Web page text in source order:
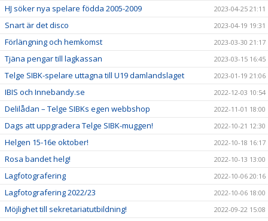
HJ söker nya spelare födda 2005-2009 2023-04-25 21:11
Snart är det disco 2023-04-19 19:31
Förlängning och hemkomst 2023-03-30 21:17
Tjäna pengar till lagkassan 2023-03-15 16:45
Telge SIBK-spelare uttagna till U19 damlandslaget 2023-01-19 21:06
IBIS och Innebandy.se 2022-12-03 10:54
Delilådan – Telge SIBKs egen webbshop 2022-11-01 18:00
Dags att uppgradera Telge SIBK-muggen! 2022-10-21 12:30
Helgen 15-16e oktober! 2022-10-18 16:17
Rosa bandet helg! 2022-10-13 13:00
Lagfotografering 2022-10-06 20:16
Lagfotografering 2022/23 2022-10-06 18:00
Möjlighet till sekretariatutbildning! 2022-09-22 15:08